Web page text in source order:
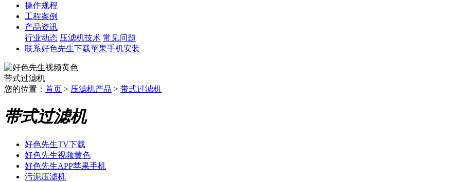
操作规程
工程案例
产品资讯
行业动态 压滤机技术 常见问题
联系好色先生下载苹果手机安装
带式过滤机
您的位置： 首页 > 压滤机产品 > 带式过滤机
带式过滤机
好色先生TV下载
好色先生视频黄色
好色先生APP苹果手机
污泥压滤机